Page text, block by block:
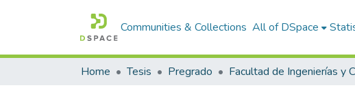
Communities & Collections All of DSpace
Home Tesis Pregrado